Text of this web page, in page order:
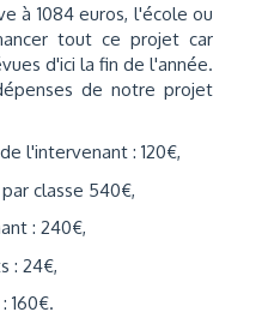
à 1084 euros, l'école ou
tout ce projet car
d'ici la fin de l'année.
de notre projet
l'intervenant : 120€,
classe 540€,
: 240€,
: 24€,
160€.